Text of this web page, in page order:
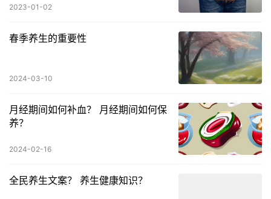
2023-01-02
春季养生的重要性
2024-03-10
月经期间如何补血？ 月经期间如何保
养？
2024-02-16
全民养生文案？ 养生健康知识？